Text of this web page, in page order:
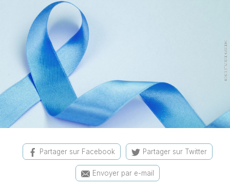
Partager sur Facebook Partager sur Twitter
Envoyer par e-mail